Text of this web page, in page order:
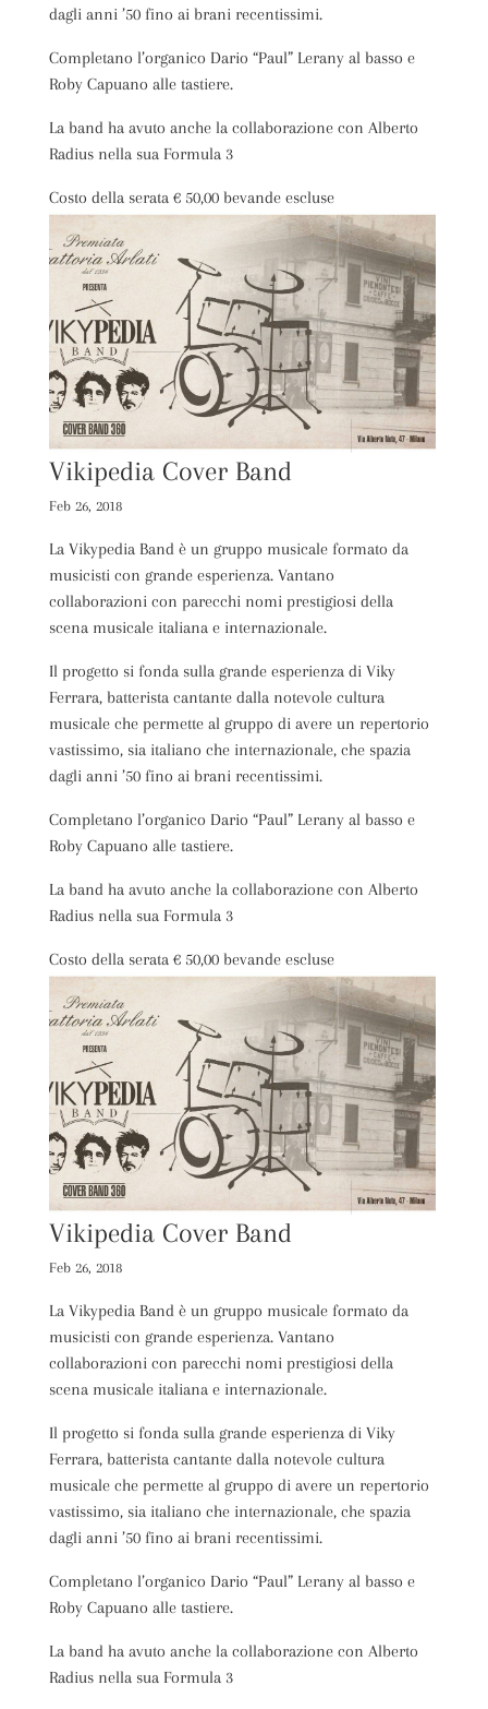
dagli anni ’50 fino ai brani recentissimi.
Completano l’organico Dario “Paul” Lerany al basso e
Roby Capuano alle tastiere.
La band ha avuto anche la collaborazione con Alberto
Radius nella sua Formula 3
Costo della serata € 50,00 bevande escluse
Vikipedia Cover Band
Feb 26, 2018
La Vikypedia Band è un gruppo musicale formato da
musicisti con grande esperienza. Vantano
collaborazioni con parecchi nomi prestigiosi della
scena musicale italiana e internazionale.
Il progetto si fonda sulla grande esperienza di Viky
Ferrara, batterista cantante dalla notevole cultura
musicale che permette al gruppo di avere un repertorio
vastissimo, sia italiano che internazionale, che spazia
dagli anni ’50 fino ai brani recentissimi.
Completano l’organico Dario “Paul” Lerany al basso e
Roby Capuano alle tastiere.
La band ha avuto anche la collaborazione con Alberto
Radius nella sua Formula 3
Costo della serata € 50,00 bevande escluse
Vikipedia Cover Band
Feb 26, 2018
La Vikypedia Band è un gruppo musicale formato da
musicisti con grande esperienza. Vantano
collaborazioni con parecchi nomi prestigiosi della
scena musicale italiana e internazionale.
Il progetto si fonda sulla grande esperienza di Viky
Ferrara, batterista cantante dalla notevole cultura
musicale che permette al gruppo di avere un repertorio
vastissimo, sia italiano che internazionale, che spazia
dagli anni ’50 fino ai brani recentissimi.
Completano l’organico Dario “Paul” Lerany al basso e
Roby Capuano alle tastiere.
La band ha avuto anche la collaborazione con Alberto
Radius nella sua Formula 3